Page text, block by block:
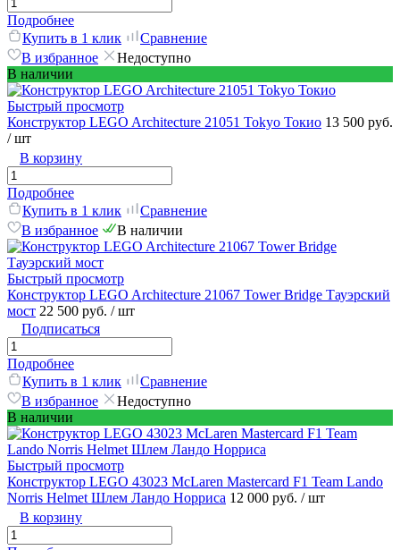
Подробнее
Купить в 1 клик
Сравнение
В избранное
Недоступно
В наличии
Быстрый просмотр
Конструктор LEGO Architecture 21051 Tokyo Токио 13 500 руб.
/ шт
В корзину
Подробнее
Купить в 1 клик
Сравнение
В избранное
В наличии
Быстрый просмотр
Конструктор LEGO Architecture 21067 Tower Bridge Тауэрский
мост 22 500 руб. / шт
Подписаться
Подробнее
Купить в 1 клик
Сравнение
В избранное
Недоступно
В наличии
Быстрый просмотр
Конструктор LEGO 43023 McLaren Mastercard F1 Team Lando
Norris Helmet Шлем Ландо Норриса 12 000 руб. / шт
В корзину